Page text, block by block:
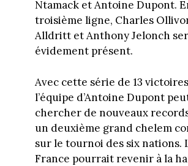
Ntamack et Antoine Dupont.
troisième ligne, Charles
Alldritt et Anthony Jelonch
évidement présent.
Avec cette série de 13
l’équipe d’Antoine Dupont
chercher de nouveaux
un deuxième grand chelem
sur le tournoi des six nations.
France pourrait revenir à la